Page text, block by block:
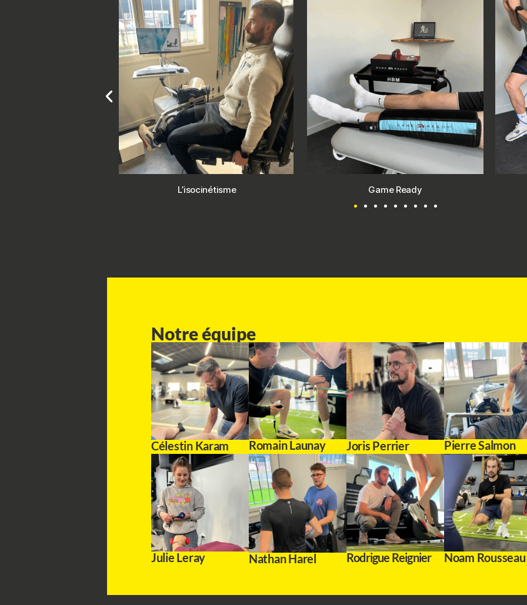
Game Ready BFR Mad-up
Notre équipe
Célestin Karam Romain Launay Joris Perrier Pierre Salmon
Julie Leray Nathan Harel Rodrigue Reignier Noam Rousseau